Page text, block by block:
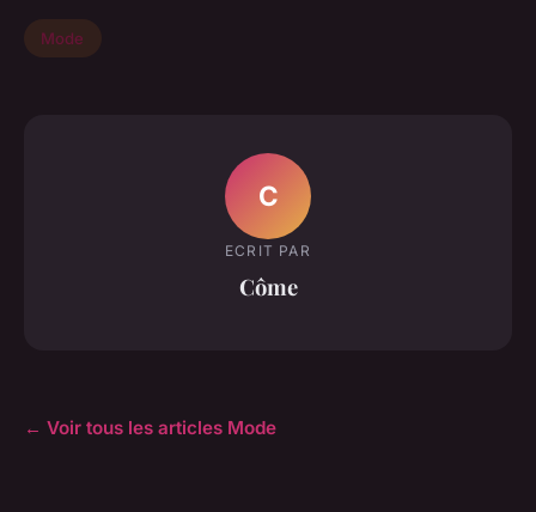
Mode
C
ECRIT PAR
Côme
← Voir tous les articles Mode